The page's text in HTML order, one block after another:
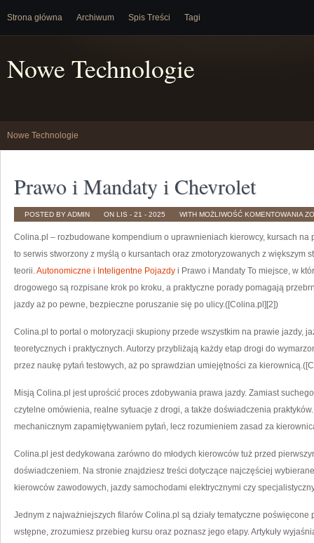
Strona główna Archiwum Spis Treści Tagi
Nowe Technologie
Nowe Technologie
Prawo i Mandaty i Chevrolet
POSTED BY ADMIN ON LIS - 21 - 2025 WITH MOŻLIWOŚĆ KOMENTOWANIA
I
I
Colina.pl – rozbudowane kompendium o uprawnieniach kierowcy, kursach
to serwis stworzony z myślą o kursantach oraz zmotoryzowanych z większym
teorii.Autonomiczne i Inteligentne Pojazdy i Prawo i Mandaty To miejsce, w
drogowego są rozpisane krok po kroku, a praktyczne porady pomagają
jazdy aż po pewne, bezpieczne poruszanie się po ulicy.([Colina.pl][2])
Colina.pl to portal o motoryzacji skupiony przede wszystkim na prawie jazdy,
teoretycznych i praktycznych. Autorzy przybliżają każdy etap drogi do
przez naukę pytań testowych, aż po sprawdzian umiejętności za
Misją Colina.pl jest uprościć proces zdobywania prawa jazdy. Zamiast
czytelne omówienia, realne sytuacje z drogi, a także doświadczenia
mechanicznym zapamiętywaniem pytań, lecz rozumieniem zasad za
Colina.pl jest dedykowana zarówno do młodych kierowców tuż przed
doświadczeniem. Na stronie znajdziesz treści dotyczące najczęściej
kierowców zawodowych, jazdy samochodami elektrycznymi czy
Jednym z najważniejszych filarów Colina.pl są działy tematyczne poświęcone
wstępne, zrozumiesz przebieg kursu oraz poznasz jego etapy. Artykuły